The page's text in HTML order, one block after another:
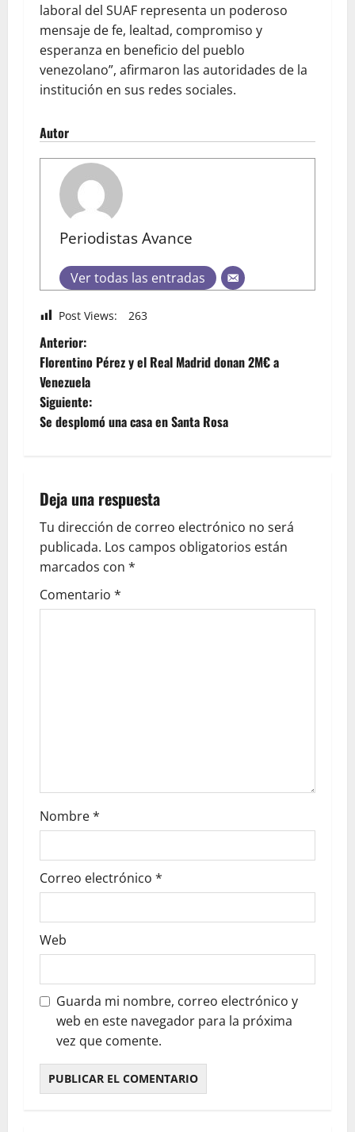
laboral del SUAF representa un poderoso
mensaje de fe, lealtad, compromiso y
esperanza en beneficio del pueblo
venezolano”, afirmaron las autoridades de la
institución en sus redes sociales.
Autor
Periodistas Avance
Ver todas las entradas
Post Views: 263
Anterior:
Florentino Pérez y el Real Madrid donan 2M€ a
Venezuela
Siguiente:
Se desplomó una casa en Santa Rosa
Deja una respuesta
Tu dirección de correo electrónico no será
publicada. Los campos obligatorios están
marcados con *
Comentario *
Nombre*
Correo electrónico *
Web
Guarda mi nombre, correo electrónico y
web en este navegador para la próxima
vez que comente.